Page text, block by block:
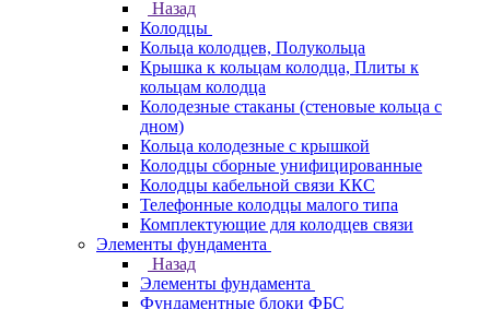
Назад
Колодцы
Кольца колодцев, Полукольца
Крышка к кольцам колодца, Плиты к
кольцам колодца
Колодезные стаканы (стеновые кольца с
дном)
Кольца колодезные с крышкой
Колодцы сборные унифицированные
Колодцы кабельной связи ККС
Телефонные колодцы малого типа
Комплектующие для колодцев связи
Элементы фундамента
Назад
Элементы фундамента
Фундаментные блоки ФБС